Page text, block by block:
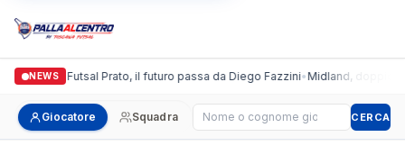
NEWS
Italgronda Futsal Prato, il futuro passa da Diego Fazzini•Midland, doppio
Giocatore Squadra Cerca giocatore CERCA